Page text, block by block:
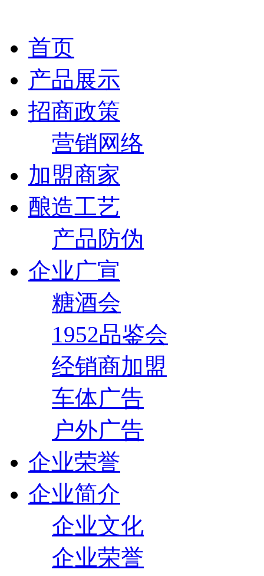
首页
产品展示
招商政策
营销网络
加盟商家
酿造工艺
产品防伪
企业广宣
糖酒会
1952品鉴会
经销商加盟
车体广告
户外广告
企业荣誉
企业简介
企业文化
企业荣誉